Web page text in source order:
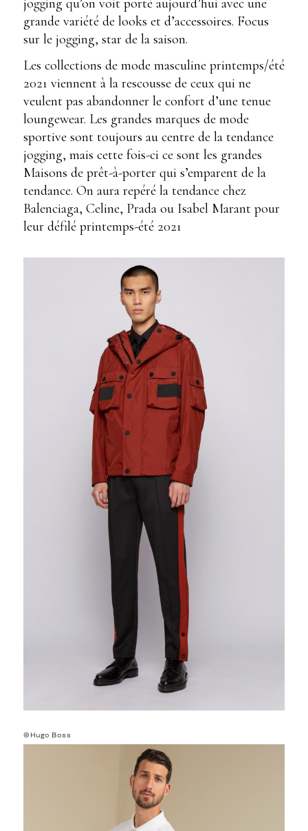
jogging qu’on voit porté aujourd’hui avec une
grande variété de looks et d’accessoires. Focus
sur le jogging, star de la saison.
Les collections de mode masculine printemps/été
2021 viennent à la rescousse de ceux qui ne
veulent pas abandonner le confort d’une tenue
loungewear. Les grandes marques de mode
sportive sont toujours au centre de la tendance
jogging, mais cette fois-ci ce sont les grandes
Maisons de prêt-à-porter qui s’emparent de la
tendance. On aura repéré la tendance chez
Balenciaga, Celine, Prada ou Isabel Marant pour
leur défilé printemps-été 2021
©Hugo Boss